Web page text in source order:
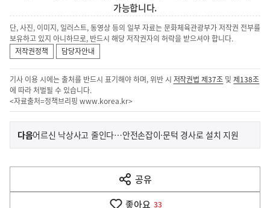
가능합니다.
단, 사진, 이미지, 일러스트, 동영상 등의 일부 자료는 문화체육관광부가 저작권 전부를
보유하고 있지 아니하므로, 반드시 해당 저작권자의 허락을 받으셔야 합니다.
저작권정책
담당자안내
기사 이용 시에는 출처를 반드시 표기해야 하며, 위반 시 저작권법 제37조 및제138조
에 따라 처벌될 수 있습니다.
<자료출처=정책브리핑 www.korea.kr>
이
전
다
음
다음기
어르신 낙상사고 줄인다…안전손잡이·문턱 경사로 설치 지원
공유
열
기
좋아요 33